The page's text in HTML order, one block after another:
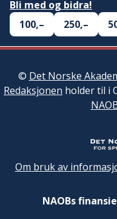
Bli med og bidra!
100,–
250,–
© Det Norske
Redaksjonen holder til i
Om bruk av
NAOBs